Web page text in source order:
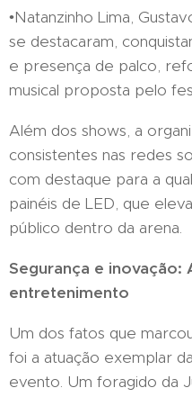
•Natanzinho Lima,
se destacaram,
e presença de palco,
musical proposta pelo
Além dos shows, a
consistentes nas redes
com destaque para a
painéis de LED, que
público dentro da arena.
Segurança e
entretenimento
Um dos fatos que
foi a atuação exemplar
evento. Um foragido da